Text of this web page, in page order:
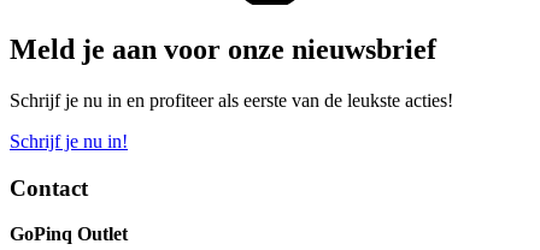
Meld je aan voor onze nieuwsbrief
Schrijf je nu in en profiteer als eerste van de leukste acties!
Schrijf je nu in!
Contact
GoPinq Outlet